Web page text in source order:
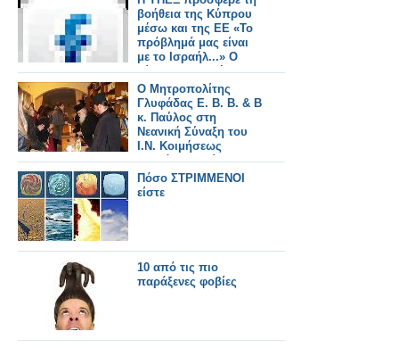
βοήθεια της Κύπρου
μέσω και της ΕΕ «Το
πρόβλημά μας είναι
με το Ισραήλ...» Ο
Λίβανος περιμένει
λύση από τον ΟΗΕ
για το θέμα της ΑΟΖ
Ο Μητροπολίτης
Γλυφάδας Ε. Β. Β. & Β
κ. Παύλος στη
Νεανική Σύναξη του
Ι.Ν. Κοιμήσεως
Θεοτόκου Βούλας
Πόσο ΣΤΡΙΜΜΕΝΟΙ
είστε
10 από τις πιο
παράξενες φοβίες